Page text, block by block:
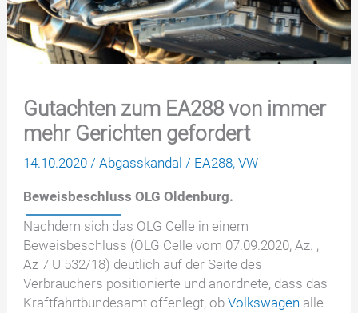
Gutachten zum EA288 von immer
mehr Gerichten gefordert
14.10.2020/Abgasskandal / EA288,VW
Beweisbeschluss OLG Oldenburg.
Nachdem sich das OLG Celle in einem
Beweisbeschluss (OLG Celle vom 07.09.2020, Az. ,
Az 7 U 532/18) deutlich auf der Seite des
Verbrauchers positionierte und anordnete, dass das
Kraftfahrtbundesamt offenlegt, obVolkswagen alle